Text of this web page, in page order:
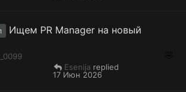
Ищем PR Manager на новый
17 Июн 2026
Esenija